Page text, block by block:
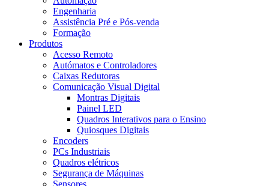
Engenharia
Assistência Pré e Pós-venda
Formação
Produtos
Acesso Remoto
Autómatos e Controladores
Caixas Redutoras
Comunicação Visual Digital
Montras Digitais
Painel LED
Quadros Interativos para o Ensino
Quiosques Digitais
Encoders
PCs Industriais
Quadros elétricos
Segurança de Máquinas
Sensores